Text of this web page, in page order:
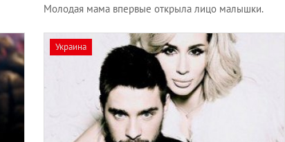
Молодая мама впервые открыла лицо малышки.
Украина